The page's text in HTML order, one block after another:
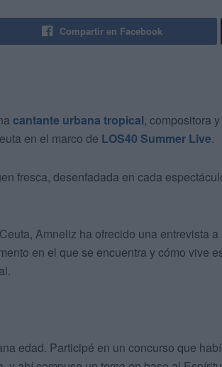
Compartir en Facebook
cantante urbana tropical, compositora
en el marco de LOS40 Summer Live.
fresca, desenfadada en cada
Amneliz ha ofrecido una entrevista a
en el que se encuentra y cómo vive
edad. Participé en un concurso que